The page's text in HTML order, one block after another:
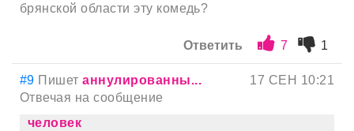
брянской области эту комедь?
Ответить 7 1
#9 Пишетаннулированны...
17 СЕН 10:21
Отвечая на сообщение
человек